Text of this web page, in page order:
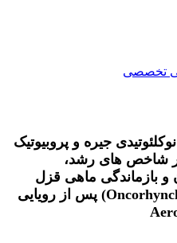
تخصصی
جیره و پروبیوتیک
شاخص های رشد،
و بازماندگی ماهی قزل
آلای رنگین کمان (Oncorhynchus mykiss) پس از رویایی